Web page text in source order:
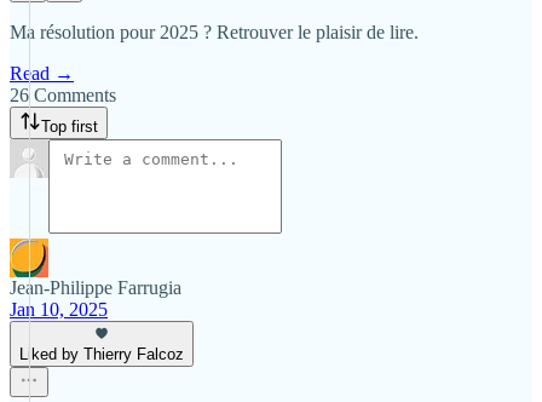
Ma résolution pour 2025 ? Retrouver le plaisir de lire.
Read →
26 Comments
Top first
Jean-Philippe Farrugia
Jan 10, 2025
Liked by Thierry Falcoz